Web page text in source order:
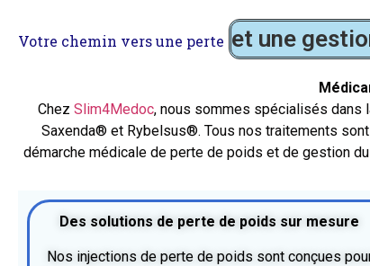
Votre chemin vers une perte et une
Chez Slim4Medoc, nous sommes spécialisés dans
Saxenda® et Rybelsus®. Tous nos traitements
démarche médicale de perte de poids et de gestion
Des solutions de perte de poids sur mesure
Nos injections de perte de poids sont conçues